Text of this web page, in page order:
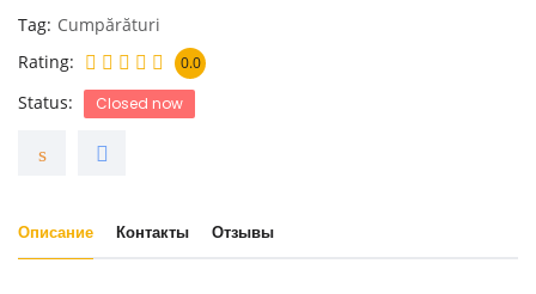
Tag Cumpărături
Rating
0.0
Status Closed now
Описание Контакты Отзывы